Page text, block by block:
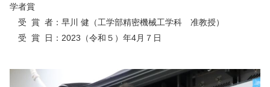
学者賞
受 賞 者：早川 健（工学部精密機械工学科 准教授）
受 賞 日：2023（令和５）年4月７日